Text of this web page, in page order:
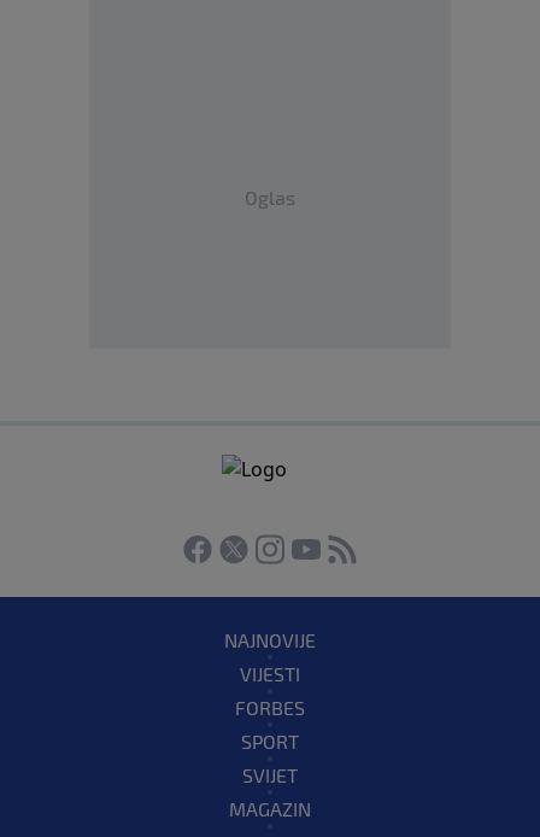
Oglas
NAJNOVIJE
VIJESTI
FORBES
SPORT
SVIJET
MAGAZIN